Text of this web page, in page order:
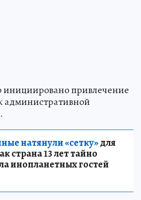
инициировано привлечение
административной
натянули «сетку»для
страна 13 лет тайно
инопланетных гостей